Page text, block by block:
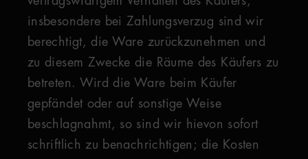
insbesondere bei Zahlungsverzug sind wir
berechtigt, die Ware zurückzunehmen und
zu diesem Zwecke die Räume des Käufers zu
betreten. Wird die Ware beim Käufer
gepfändet oder auf sonstige Weise
beschlagnahmt, so sind wir hievon sofort
schriftlich zu benachrichtigen; die Kosten